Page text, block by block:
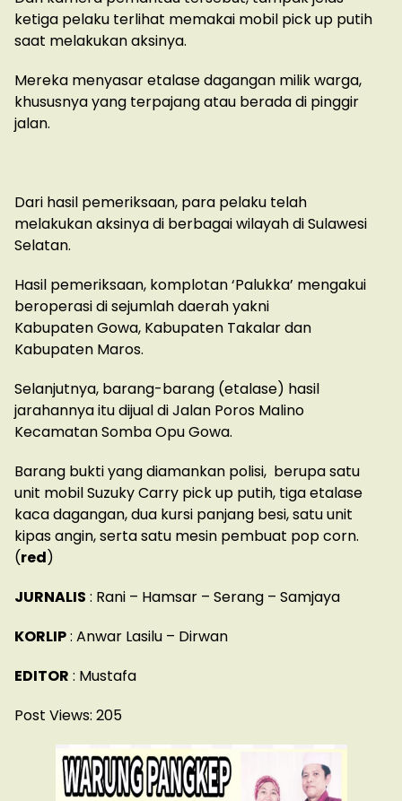
ketiga pelaku terlihat memakai mobil pick up putih
saat melakukan aksinya.
Mereka menyasar etalase dagangan milik warga,
khususnya yang terpajang atau berada di pinggir
jalan.
Dari hasil pemeriksaan, para pelaku telah
melakukan aksinya di berbagai wilayah di Sulawesi
Selatan.
Hasil pemeriksaan, komplotan ‘Palukka’ mengakui
beroperasi di sejumlah daerah yakni
Kabupaten Gowa, Kabupaten Takalar dan
Kabupaten Maros.
Selanjutnya, barang-barang (etalase) hasil
jarahannya itu dijual di Jalan Poros Malino
Kecamatan Somba Opu Gowa.
Barang bukti yang diamankan polisi, berupa satu
unit mobil Suzuky Carry pick up putih, tiga etalase
kaca dagangan, dua kursi panjang besi, satu unit
kipas angin, serta satu mesin pembuat pop corn.
(red)
JURNALIS : Rani – Hamsar – Serang – Samjaya
KORLIP: Anwar Lasilu – Dirwan
EDITOR : Mustafa
Post Views: 205